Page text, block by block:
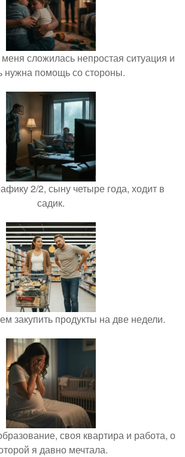
сложилась непростая ситуация и
нужна помощь со стороны.
2/2, сыну четыре года, ходит в
садик.
закупить продукты на две недели.
своя квартира и работа, о
я давно мечтала.